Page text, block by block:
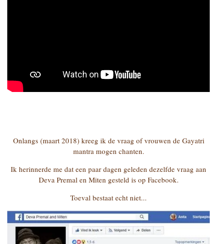
Onlangs (maart 2018) kreeg ik de vraag of vrouwen de Gayatri
mantra mogen chanten.
Ik herinnerde me dat een paar dagen geleden dezelfde vraag aan
Deva Premal en Miten gesteld is op Facebook.
Toeval bestaat echt niet...